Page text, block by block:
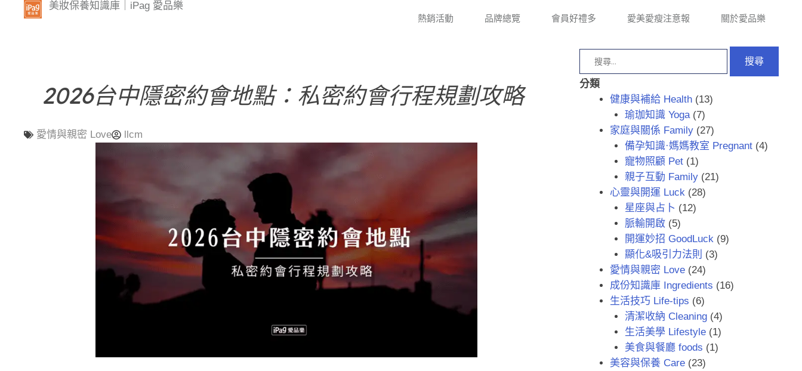
美妝保養知識庫｜iPag 愛品樂
熱銷活動
品牌總覽 會員好禮多 愛美愛瘦注意報 關於愛品樂
2026台中隱密約會地點：私密約會行程規劃攻略
愛情與親密 Love llcm
分類
健康與補給 Health(13)
瑜珈知識 Yoga(7)
家庭與關係 Family(27)
備孕知識·媽媽教室 Pregnant (4)
寵物照顧 Pet (1)
親子互動 Family (21)
心靈與開運 Luck(28)
星座與占卜 (12)
脈輸開啟 (5)
開運妙招 GoodLuck (9)
顯化&吸引力法則 (3)
愛情與親密 Love(24)
成份知識庫 Ingredients (16)
生活技巧 Life-tips (6)
清潔收納 Cleaning (4)
生活美學 Lifestyle (1)
美食與餐廳 foods (1)
美容與保養 Care(23)